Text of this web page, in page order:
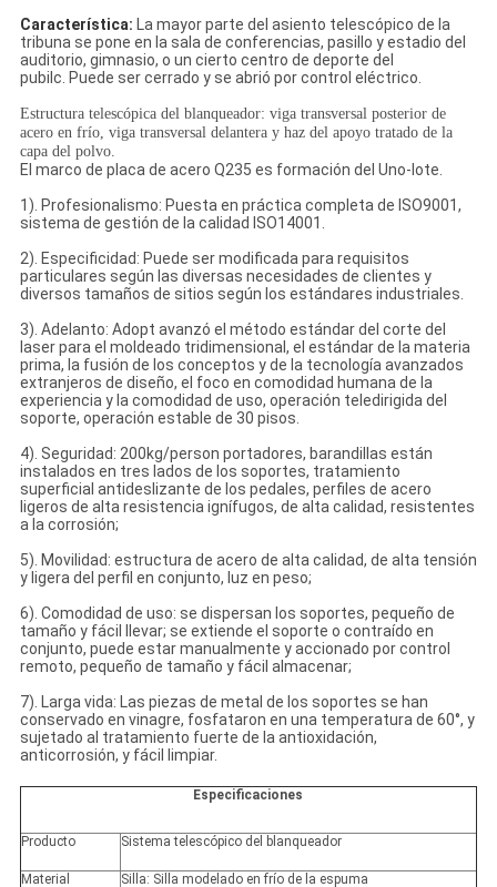
Característica: La mayor parte del asiento telescópico de la
tribuna se pone en la sala de conferencias, pasillo y estadio del
auditorio, gimnasio, o un cierto centro de deporte del
pubilc. Puede ser cerrado y se abrió por control eléctrico.
Estructura telescópica del blanqueador: viga transversal posterior de
acero en frío, viga transversal delantera y haz del apoyo tratado de la
capa del polvo.
El marco de placa de acero Q235 es formación del Uno-lote.
1). Profesionalismo: Puesta en práctica completa de ISO9001,
sistema de gestión de la calidad ISO14001.
2). Especificidad: Puede ser modificada para requisitos
particulares según las diversas necesidades de clientes y
diversos tamaños de sitios según los estándares industriales.
3). Adelanto: Adopt avanzó el método estándar del corte del
laser para el moldeado tridimensional, el estándar de la materia
prima, la fusión de los conceptos y de la tecnología avanzados
extranjeros de diseño, el foco en comodidad humana de la
experiencia y la comodidad de uso, operación teledirigida del
soporte, operación estable de 30 pisos.
4). Seguridad: 200kg/person portadores, barandillas están
instalados en tres lados de los soportes, tratamiento
superficial antideslizante de los pedales, perfiles de acero
ligeros de alta resistencia ignífugos, de alta calidad, resistentes
a la corrosión;
5). Movilidad: estructura de acero de alta calidad, de alta tensión
y ligera del perfil en conjunto, luz en peso;
6). Comodidad de uso: se dispersan los soportes, pequeño de
tamaño y fácil llevar; se extiende el soporte o contraído en
conjunto, puede estar manualmente y accionado por control
remoto, pequeño de tamaño y fácil almacenar;
7). Larga vida: Las piezas de metal de los soportes se han
conservado en vinagre, fosfataron en una temperatura de 60°, y
sujetado al tratamiento fuerte de la antioxidación,
anticorrosión, y fácil limpiar.
Especificaciones
Producto Sistema telescópico del blanqueador
Material Silla: Silla modelado en frío de la espuma